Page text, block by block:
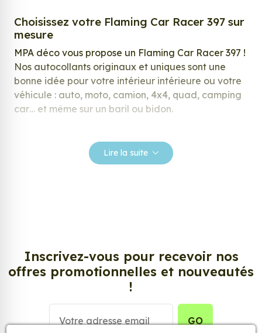
Choisissez votre Flaming Car Racer 397 sur
mesure
MPA déco vous propose un Flaming Car Racer 397 !
Nos autocollants originaux et uniques sont une
bonne idée pour votre intérieur intérieure ou votre
véhicule : auto, moto, camion, 4x4, quad, camping
car… et même sur un baril ou bidon.
répondre à vos attentes, laissez vous inspirer parmi
notre large gamme de stickers.
d’adhésifs ou de vinyle, sont tendances et très
populaires pour décorer votre intérieur ou votre
Personnalisez la surface de votre choix avec nos
Lire la suite
Inscrivez-vous pour recevoir nos
offres promotionnelles et nouveautés
!
GO